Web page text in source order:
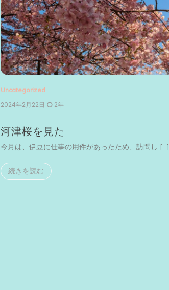
Uncategorized
2024年2月22日 2年
河津桜を見た
今月は、伊豆に仕事の用件があったため、訪問し […]
続きを読む